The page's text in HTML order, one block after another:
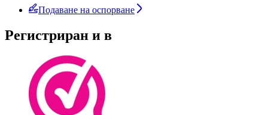
Подаване на оспорване
Регистриран и в